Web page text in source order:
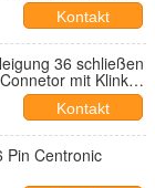
Kontakt
36 schließen
mit Klinke
Kontakt
Pin Centronic